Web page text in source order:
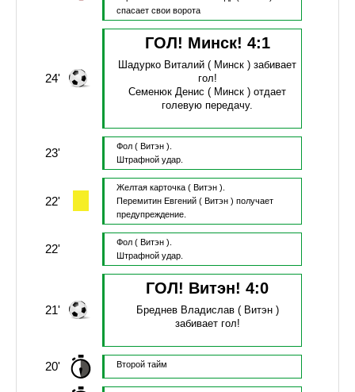
спасает свои ворота
24'
ГОЛ! Минск! 4:1
Шадурко Виталий ( Минск )забивает
гол!
Семенюк Денис ( Минск )отдает
голевую передачу.
23' Фол ( Витэн ).
Штрафной удар.
22'
Желтая карточка ( Витэн ).
Перемитин Евгений( Витэн ) получает
предупреждение.
22' Фол ( Витэн ).
Штрафной удар.
21'
ГОЛ! Витэн!4:0
Бреднев Владислав( Витэн )
забивает гол!
20' Второй тайм